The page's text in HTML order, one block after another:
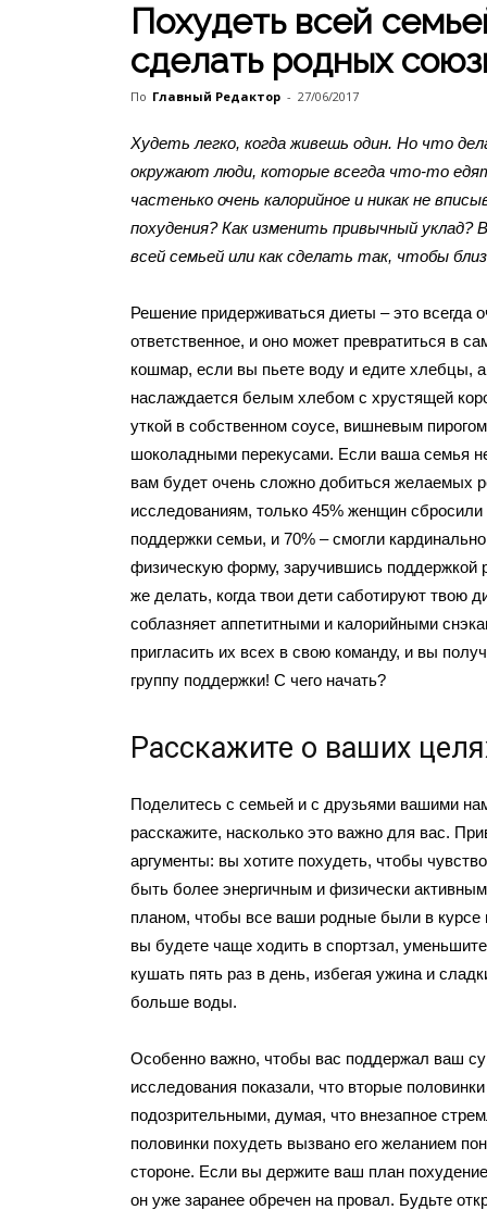
Похудеть всей
сделать родных
По Главный Редактор - 27/06/2017
Худеть легко, когда живешь один. Но что
окружают люди, которые всегда что-то
частенько очень калорийное и никак не
похудения? Как изменить привычный уклад?
всей семьей или как сделать так, чтобы
Решение придерживаться диеты – это всегда
ответственное, и оно может превратиться в
кошмар, если вы пьете воду и едите хлебцы,
наслаждается белым хлебом с хрустящей
уткой в собственном соусе, вишневым
шоколадными перекусами. Если ваша семья
вам будет очень сложно добиться желаемых
исследованиям, только 45% женщин
поддержки семьи, и 70% – смогли
физическую форму, заручившись поддержкой
же делать, когда твои дети саботируют твою
соблазняет аппетитными и калорийными
пригласить их всех в свою команду, и вы
группу поддержки! С чего начать?
Расскажите о ваших
Поделитесь с семьей и с друзьями вашими
расскажите, насколько это важно для вас.
аргументы: вы хотите похудеть, чтобы
быть более энергичным и физически
планом, чтобы все ваши родные были в курсе
вы будете чаще ходить в спортзал,
кушать пять раз в день, избегая ужина и
больше воды.
Особенно важно, чтобы вас поддержал ваш
исследования показали, что вторые
подозрительными, думая, что внезапное
половинки похудеть вызвано его желанием
стороне. Если вы держите ваш план
он уже заранее обречен на провал. Будьте